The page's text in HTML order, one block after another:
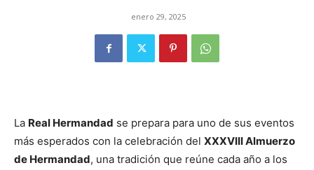
enero 29, 2025
La Real Hermandad se prepara para uno de sus eventos
más esperados con la celebración del XXXVIII Almuerzo
de Hermandad, una tradición que reúne cada año a los